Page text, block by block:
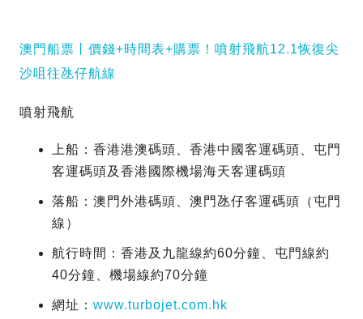
澳門船票丨價錢+時間表+購票！噴射飛航12.1恢復尖
沙咀往氹仔航線
噴射飛航
上船：香港港澳碼頭、香港中國客運碼頭、屯門
客運碼頭及香港國際機場海天客運碼頭
落船：澳門外港碼頭、澳門氹仔客運碼頭（屯門
線）
航行時間：香港及九龍線約60分鐘、屯門線約
40分鐘、機場線約70分鐘
網址： www.turbojet.com.hk